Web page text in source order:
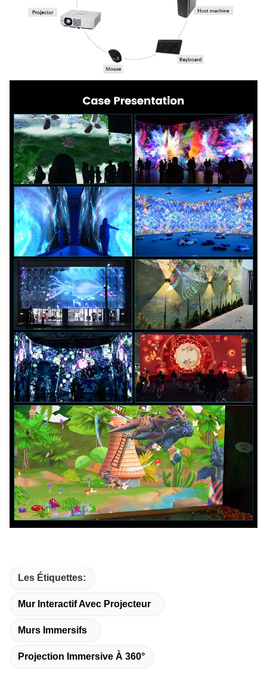
Les Étiquettes:
Mur Interactif Avec Projecteur
Murs Immersifs
Projection Immersive À 360°